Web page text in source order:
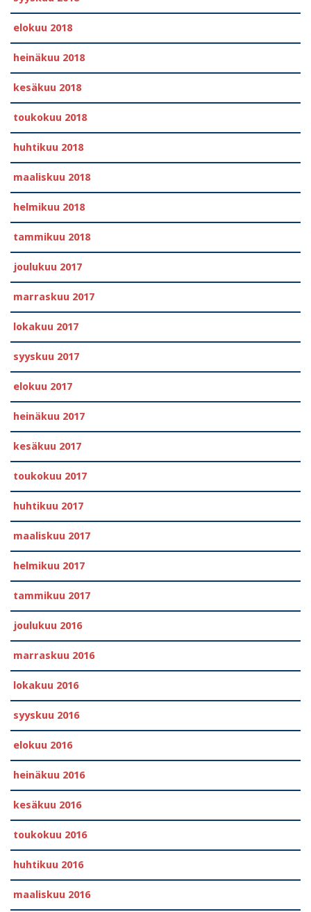
elokuu 2018
heinäkuu 2018
kesäkuu 2018
toukokuu 2018
huhtikuu 2018
maaliskuu 2018
helmikuu 2018
tammikuu 2018
joulukuu 2017
marraskuu 2017
lokakuu 2017
syyskuu 2017
elokuu 2017
heinäkuu 2017
kesäkuu 2017
toukokuu 2017
huhtikuu 2017
maaliskuu 2017
helmikuu 2017
tammikuu 2017
joulukuu 2016
marraskuu 2016
lokakuu 2016
syyskuu 2016
elokuu 2016
heinäkuu 2016
kesäkuu 2016
toukokuu 2016
huhtikuu 2016
maaliskuu 2016